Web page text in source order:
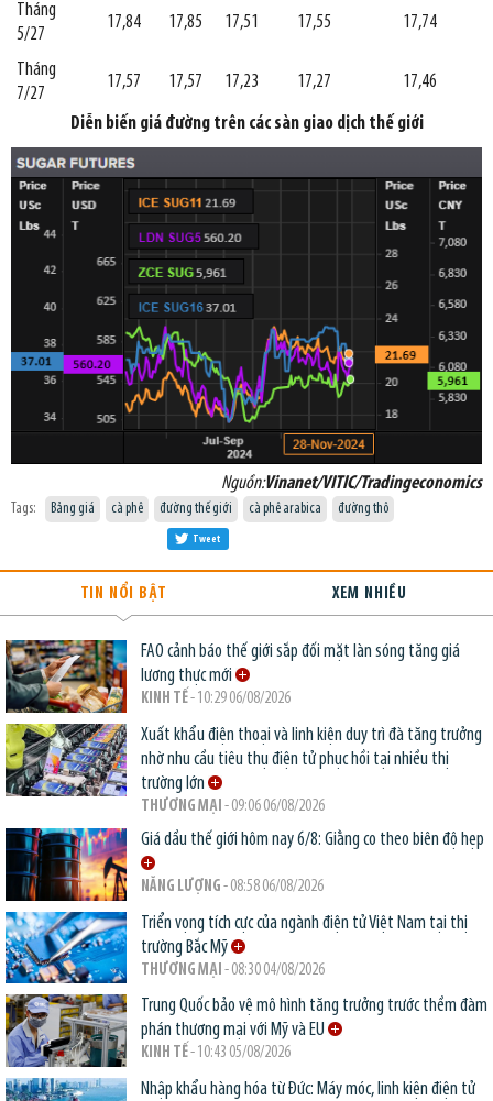
Tháng
5/27
17,84 17,85 17,51 17,55 17,74
Tháng
7/27
17,57 17,57 17,23 17,27 17,46
Diễn biến giá đường trên các sàn giao dịch thế giới
Nguồn:Vinanet/VITIC/Tradingeconomics
Tags: Bảng giá cà phê đường thế giới cà phê arabica đường thô
Tweet
TIN NỔI BẬT XEM NHIỀU
FAO cảnh báo thế giới sắp đối mặt làn sóng tăng giá
lương thực mới
KINH TẾ- 10:29 06/08/2026
Xuất khẩu điện thoại và linh kiện duy trì đà tăng trưởng
nhờ nhu cầu tiêu thụ điện tử phục hồi tại nhiều thị
trường lớn
THƯƠNG MẠI - 09:06 06/08/2026
Giá dầu thế giới hôm nay 6/8: Giằng co theo biên độ hẹp
NĂNG LƯỢNG - 08:58 06/08/2026
Triển vọng tích cực của ngành điện tử Việt Nam tại thị
trường Bắc Mỹ
THƯƠNG MẠI - 08:30 04/08/2026
Trung Quốc bảo vệ mô hình tăng trưởng trước thềm đàm
phán thương mại với Mỹ và EU
KINH TẾ- 10:43 05/08/2026
Nhập khẩu hàng hóa từ Đức: Máy móc, linh kiện điện tử